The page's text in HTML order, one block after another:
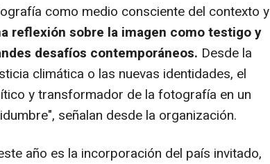
como medio consciente del contexto y
reflexión sobre la imagen como testigo y
desafíos contemporáneos. Desde la
climática o las nuevas identidades, el
y transformador de la fotografía en un
señalan desde la organización.
año es la incorporación del país invitado,